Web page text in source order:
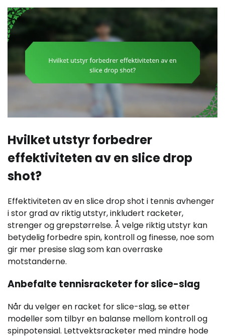
Hvilket utstyr forbedrer
effektiviteten av en slice drop
shot?
Effektiviteten av en slice drop shot i tennis avhenger
i stor grad av riktig utstyr, inkludert racketer,
strenger og grepstørrelse. Å velge riktig utstyr kan
betydelig forbedre spin, kontroll og finesse, noe som
gir mer presise slag som kan overraske
motstanderne.
Anbefalte tennisracketer for slice-slag
Når du velger en racket for slice-slag, se etter
modeller som tilbyr en balanse mellom kontroll og
spinpotensial. Lettvektsracketer med mindre hode